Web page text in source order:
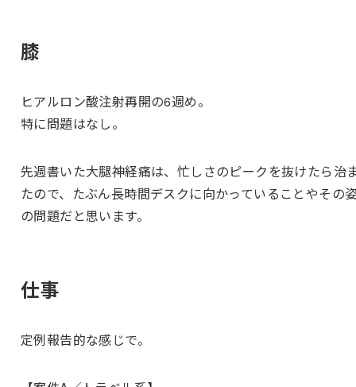
膝
ヒアルロン酸注射再開の6週め。
特に問題はなし。
先週書いた大腿神経痛は、忙しさのピークを抜けたら治
たので、たぶん長時間デスクに向かっていることやその
の問題だと思います。
仕事
定例報告的な感じで。